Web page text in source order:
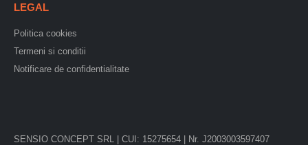
LEGAL
Politica cookies
Termeni si conditii
Notificare de confidentialitate
SENSIO CONCEPT SRL | CUI: 15275654 | Nr. J2003003597407